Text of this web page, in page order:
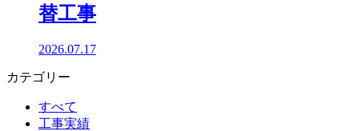
替工事
2026.07.17
カテゴリー
すべて
工事実績